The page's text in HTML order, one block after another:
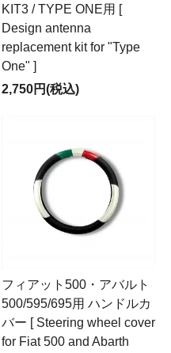
KIT3 / TYPE ONE用 [
Design antenna
replacement kit for "Type
One" ]
2,750円(税込)
フィアット500・アバルト
500/595/695用 ハンドルカ
バー [ Steering wheel cover
for Fiat 500 and Abarth